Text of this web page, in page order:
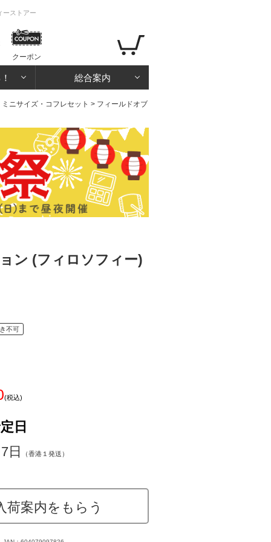
ーストアー
クーポン
総合案内
ミニサイズ・コフレセット > フィールドオブ
ン (フィロソフィー)
不可
(税込)
日
日
（香港１発送）
荷案内をもらう